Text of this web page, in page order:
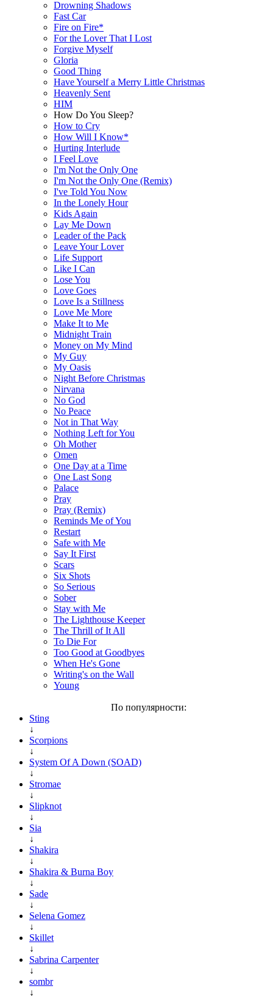
Drowning Shadows
Fast Car
Fire on Fire*
For the Lover That I Lost
Forgive Myself
Gloria
Good Thing
Have Yourself a Merry Little Christmas
Heavenly Sent
HIM
How Do You Sleep?
How to Cry
How Will I Know*
Hurting Interlude
I Feel Love
I'm Not the Only One
I'm Not the Only One (Remix)
I've Told You Now
In the Lonely Hour
Kids Again
Lay Me Down
Leader of the Pack
Leave Your Lover
Life Support
Like I Can
Lose You
Love Goes
Love Is a Stillness
Love Me More
Make It to Me
Midnight Train
Money on My Mind
My Guy
My Oasis
Night Before Christmas
Nirvana
No God
No Peace
Not in That Way
Nothing Left for You
Oh Mother
Omen
One Day at a Time
One Last Song
Palace
Pray
Pray (Remix)
Reminds Me of You
Restart
Safe with Me
Say It First
Scars
Six Shots
So Serious
Sober
Stay with Me
The Lighthouse Keeper
The Thrill of It All
To Die For
Too Good at Goodbyes
When He's Gone
Writing's on the Wall
Young
По популярности:
Sting
↓
Scorpions
↓
System Of A Down (SOAD)
↓
Stromae
↓
Slipknot
↓
Sia
↓
Shakira
↓
Shakira & Burna Boy
↓
Sade
↓
Selena Gomez
↓
Skillet
↓
Sabrina Carpenter
↓
sombr
↓